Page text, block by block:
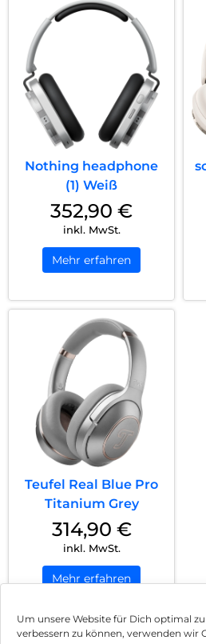
Um unsere Website für Dich optimal
verbessern zu können, verwenden wir
Nothing headphone
(1) Weiß
352,90 €
inkl. MwSt.
Mehr erfahren
Teufel Real Blue Pro
Titanium Grey
314,90 €
inkl. MwSt.
Mehr erfahren